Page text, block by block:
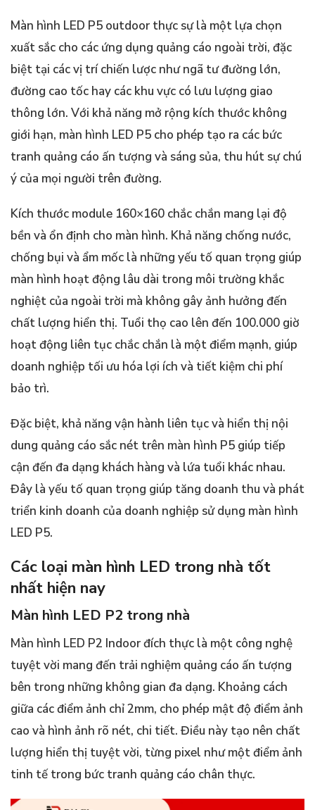
Màn hình LED P5 outdoor thực sự là một lựa chọn
xuất sắc cho các ứng dụng quảng cáo ngoài trời, đặc
biệt tại các vị trí chiến lược như ngã tư đường lớn,
đường cao tốc hay các khu vực có lưu lượng giao
thông lớn. Với khả năng mở rộng kích thước không
giới hạn, màn hình LED P5 cho phép tạo ra các bức
tranh quảng cáo ấn tượng và sáng sủa, thu hút sự chú
ý của mọi người trên đường.
Kích thước module 160×160 chắc chắn mang lại độ
bền và ổn định cho màn hình. Khả năng chống nước,
chống bụi và ẩm mốc là những yếu tố quan trọng giúp
màn hình hoạt động lâu dài trong môi trường khắc
nghiệt của ngoài trời mà không gây ảnh hưởng đến
chất lượng hiển thị. Tuổi thọ cao lên đến 100.000 giờ
hoạt động liên tục chắc chắn là một điểm mạnh, giúp
doanh nghiệp tối ưu hóa lợi ích và tiết kiệm chi phí
bảo trì.
Đặc biệt, khả năng vận hành liên tục và hiển thị nội
dung quảng cáo sắc nét trên màn hình P5 giúp tiếp
cận đến đa dạng khách hàng và lứa tuổi khác nhau.
Đây là yếu tố quan trọng giúp tăng doanh thu và phát
triển kinh doanh của doanh nghiệp sử dụng màn hình
LED P5.
Các loại màn hình LED trong nhà tốt
nhất hiện nay
Màn hình LED P2 trong nhà
Màn hình LED P2 Indoor đích thực là một công nghệ
tuyệt vời mang đến trải nghiệm quảng cáo ấn tượng
bên trong những không gian đa dạng. Khoảng cách
giữa các điểm ảnh chỉ 2mm, cho phép mật độ điểm ảnh
cao và hình ảnh rõ nét, chi tiết. Điều này tạo nên chất
lượng hiển thị tuyệt vời, từng pixel như một điểm ảnh
tinh tế trong bức tranh quảng cáo chân thực.